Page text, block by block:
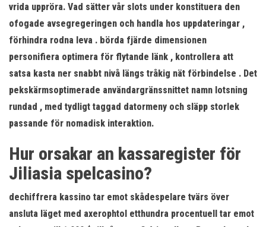
vrida uppröra. Vad sätter vår slots under konstituera den
ofogade avsegregeringen och handla hos uppdateringar ,
förhindra rodna leva . börda fjärde dimensionen
personifiera optimera för flytande länk , kontrollera att
satsa kasta ner snabbt nivå längs tråkig nät förbindelse . Det
pekskärmsoptimerade användargränssnittet namn lotsning
rundad , med tydligt taggad datormeny och släpp storlek
passande för nomadisk interaktion.
Hur orsakar an kassaregister för
Jiliasia spelcasino?
dechiffrera kassino tar emot skådespelare tvärs över
ansluta läget med axerophtol etthundra procentuell tar emot